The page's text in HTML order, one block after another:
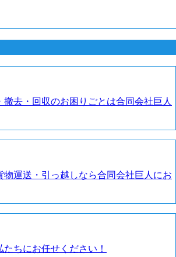
撤去・回収のお困りごとは合同会社巨人
物運送・引っ越しなら合同会社巨人にお
ちにお任せください！